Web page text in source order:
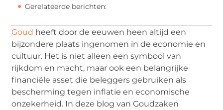
Gerelateerde berichten:
Goud heeft door de eeuwen heen altijd een
bijzondere plaats ingenomen in de economie en
cultuur. Het is niet alleen een symbool van
rijkdom en macht, maar ook een belangrijke
financiële asset die beleggers gebruiken als
bescherming tegen inflatie en economische
onzekerheid. In deze blog van Goudzaken